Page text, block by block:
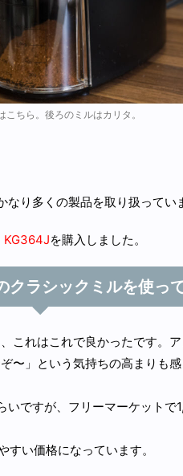
ちら。後ろのミルはカリタ。
り多くの製品を取り扱ってい
KG364Jを購入しました。
クラシックミルを使っ
これはこれで良かったです。
〜」という気持ちの高まりも
ですが、フリーマーケットで
い価格になっています。